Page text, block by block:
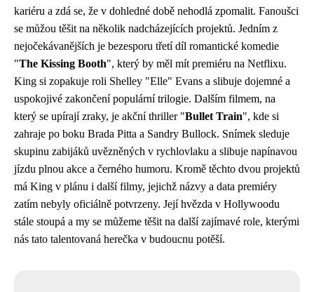
kariéru a zdá se, že v dohledné době nehodlá zpomalit. Fanoušci
se můžou těšit na několik nadcházejících projektů. Jedním z
nejočekávanějších je bezesporu třetí díl romantické komedie
"The Kissing Booth", který by měl mít premiéru na Netflixu.
King si zopakuje roli Shelley "Elle" Evans a slibuje dojemné a
uspokojivé zakončení populární trilogie. Dalším filmem, na
který se upírají zraky, je akční thriller "Bullet Train", kde si
zahraje po boku Brada Pitta a Sandry Bullock. Snímek sleduje
skupinu zabijáků uvězněných v rychlovlaku a slibuje napínavou
jízdu plnou akce a černého humoru. Kromě těchto dvou projektů
má King v plánu i další filmy, jejichž názvy a data premiéry
zatím nebyly oficiálně potvrzeny. Její hvězda v Hollywoodu
stále stoupá a my se můžeme těšit na další zajímavé role, kterými
nás tato talentovaná herečka v budoucnu potěší.